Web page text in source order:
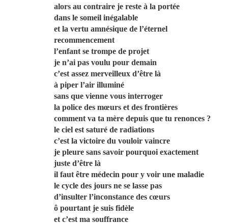
alors au contraire je reste à la portée
dans le someil inégalable
et la vertu amnésique de l’éternel
recommencement
l’enfant se trompe de projet
je n’ai pas voulu pour demain
c’est assez merveilleux d’être là
à piper l’air illuminé
sans que vienne vous interroger
la police des mœurs et des frontières
comment va ta mère depuis que tu renonces ?
le ciel est saturé de radiations
c’est la victoire du vouloir vaincre
je pleure sans savoir pourquoi exactement
juste d’être là
il faut être médecin pour y voir une maladie
le cycle des jours ne se lasse pas
d’insulter l’inconstance des cœurs
ô pourtant je suis fidèle
et c’est ma souffrance